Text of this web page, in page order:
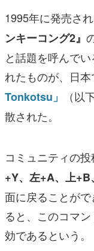
1995年に発売さ
ンキーコング2』
と話題を呼んで
れたものが、日
Tonkotsu」
（以
散された。
コミュニティの
+Y、左+A、上+B
面に戻ることが
ると、このコマ
効であるという。